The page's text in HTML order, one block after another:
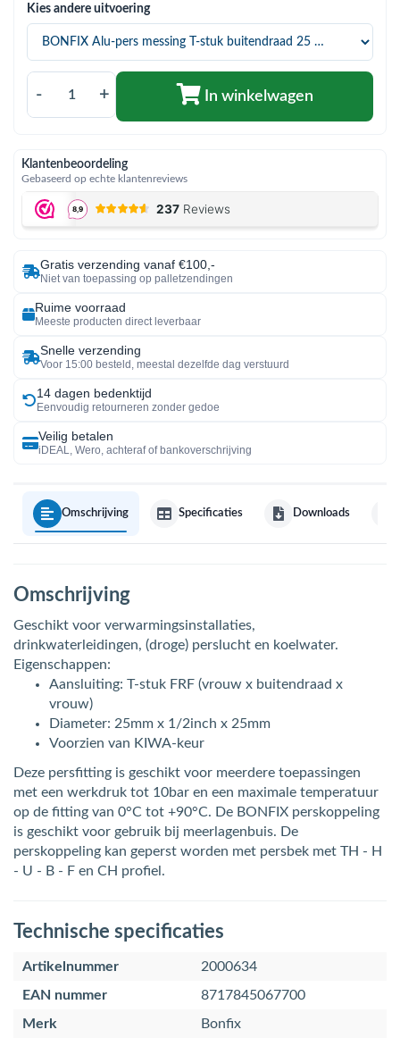
(Verwarming, kachels & ketels)
(Warmtepompen en warmtepompboilers)
Kies andere uitvoering
- + In winkelwagen
Klantenbeoordeling
Gebaseerd op echte klantenreviews
Gratis verzending vanaf €100,-
Niet van toepassing op palletzendingen
Ruime voorraad
Meeste producten direct leverbaar
Snelle verzending
Voor 15:00 besteld, meestal dezelfde dag verstuurd
14 dagen bedenktijd
Eenvoudig retourneren zonder gedoe
Veilig betalen
iDEAL, Wero, achteraf of bankoverschrijving
Omschrijving Specificaties Downloads
Omschrijving
Geschikt voor verwarmingsinstallaties,
drinkwaterleidingen, (droge) perslucht en koelwater.
Eigenschappen:
Aansluiting: T-stuk FRF (vrouw x buitendraad x
vrouw)
Diameter: 25mm x 1/2inch x 25mm
Voorzien van KIWA-keur
Deze persfitting is geschikt voor meerdere toepassingen
met een werkdruk tot 10bar en een maximale temperatuur
op de fitting van 0°C tot +90°C. De BONFIX perskoppeling
is geschikt voor gebruik bij meerlagenbuis. De
perskoppeling kan geperst worden met persbek met TH - H
- U - B - F en CH profiel.
Technische specificaties
Artikelnummer
2000634
EAN nummer
8717845067700
Merk
Bonfix